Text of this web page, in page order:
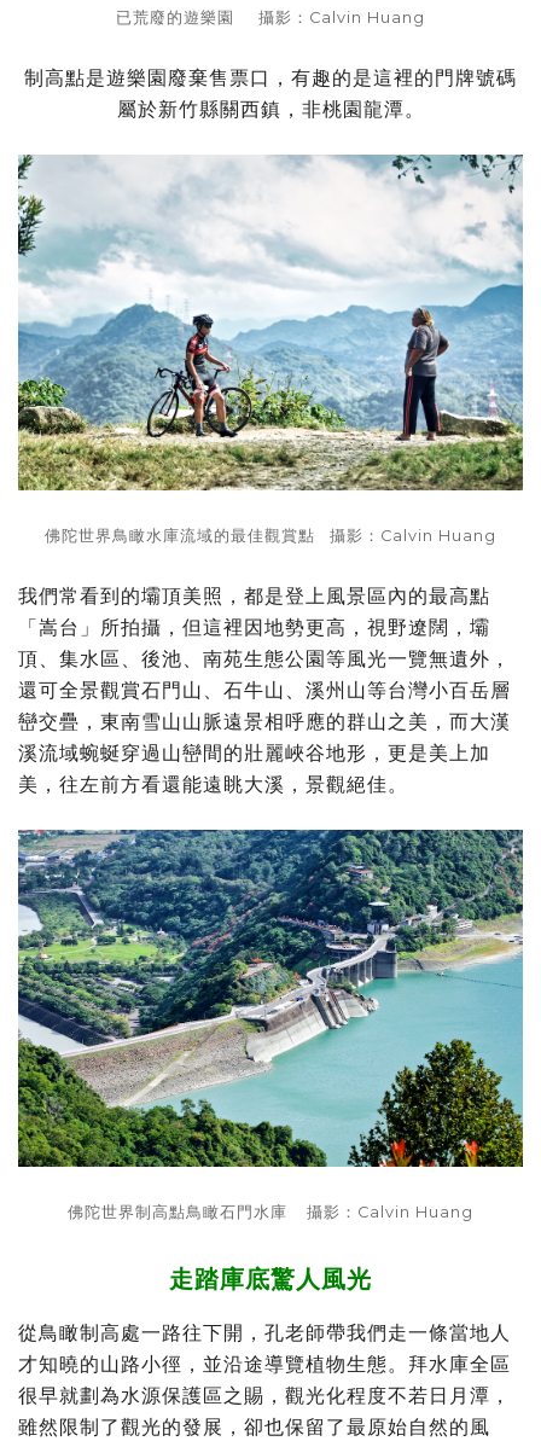
已荒廢的遊樂園 攝影：Calvin Huang
制高點是遊樂園廢棄售票口，有趣的是這裡的門牌號碼
屬於新竹縣關西鎮，非桃園龍潭。
佛陀世界鳥瞰水庫流域的最佳觀賞點 攝影：Calvin Huang
我們常看到的壩頂美照，都是登上風景區內的最高點
「嵩台」所拍攝，但這裡因地勢更高，視野遼闊，壩
頂、集水區、後池、南苑生態公園等風光一覽無遺外，
還可全景觀賞石門山、石牛山、溪州山等台灣小百岳層
巒交疊，東南雪山山脈遠景相呼應的群山之美，而大漢
溪流域蜿蜒穿過山巒間的壯麗峽谷地形，更是美上加
美，往左前方看還能遠眺大溪，景觀絕佳。
佛陀世界制高點鳥瞰石門水庫 攝影：Calvin Huang
走踏庫底驚人風光
從鳥瞰制高處一路往下開，孔老師帶我們走一條當地人
才知曉的山路小徑，並沿途導覽植物生態。拜水庫全區
很早就劃為水源保護區之賜，觀光化程度不若日月潭，
雖然限制了觀光的發展，卻也保留了最原始自然的風